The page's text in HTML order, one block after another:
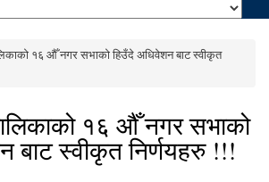
१६ औँ नगर सभाको हिउँदे अधिवेशन बाट स्वीकृत
१६ औँ नगर सभाको
बाट स्वीकृत निर्णयहरु !!!